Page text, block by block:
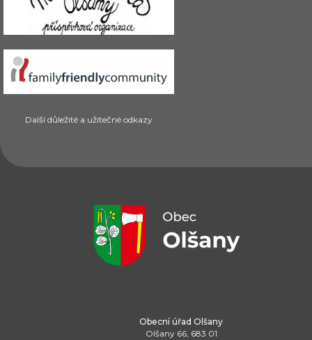
Další důležité a užitečné odkazy
Obecní úřad Olšany
Olšany 66, 683 01